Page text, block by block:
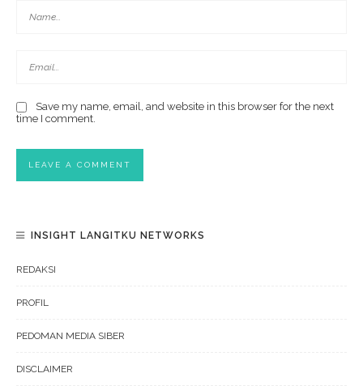
Save my name, email, and website in this browser for the next
time I comment.
INSIGHT LANGITKU NETWORKS
REDAKSI
PROFIL
PEDOMAN MEDIA SIBER
DISCLAIMER